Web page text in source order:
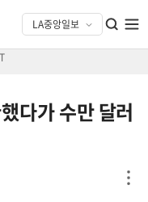
다가 수만 달러